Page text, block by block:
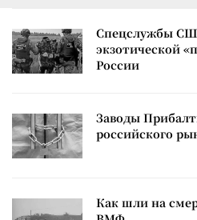
Спецслужбы
экзотической
России
Заводы
российского
Как шли на